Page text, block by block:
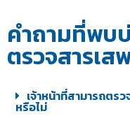
คำถามที่พบ
ตรวจสารเ
เจ้าหน้าที่สามารถต
หรือไม่